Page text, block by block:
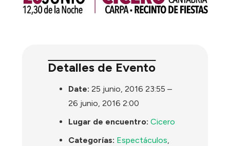
Detalles de Evento
Date: 25 junio, 2016 23:55 –
26 junio, 2016 2:00
Lugar de encuentro: Cicero
Categorías: Espectáculos,